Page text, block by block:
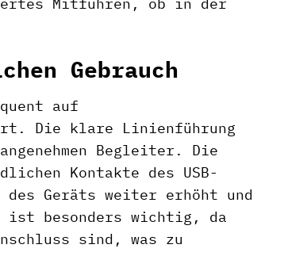
Mitführen, ob in der
Gebrauch
auf
Die klare Linienführung
Begleiter. Die
Kontakte des USB-
des Geräts weiter erhöht und
ist besonders wichtig, da
sind, was zu